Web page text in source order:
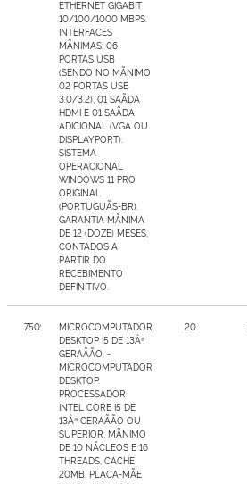
ETHERNET GIGABIT
10/100/1000 MBPS.
INTERFACES
MÃNIMAS: 06
PORTAS USB
(SENDO NO MÃNIMO
02 PORTAS USB
3.0/3.2), 01 SAÃDA
HDMI E 01 SAÃDA
ADICIONAL (VGA OU
DISPLAYPORT).
SISTEMA
OPERACIONAL
WINDOWS 11 PRO
ORIGINAL
(PORTUGUÃS-BR).
GARANTIA MÃNIMA
DE 12 (DOZE) MESES,
CONTADOS A
PARTIR DO
RECEBIMENTO
DEFINITIVO.
7509581MICROCOMPUTADOR
DESKTOP I5 DE 13Âª
GERAÃÃO. -
MICROCOMPUTADOR
DESKTOP.
PROCESSADOR
INTEL CORE I5 DE
13Âª GERAÃÃO OU
SUPERIOR, MÃNIMO
DE 10 NÃCLEOS E 16
THREADS, CACHE
20MB. PLACA-MÃE
20